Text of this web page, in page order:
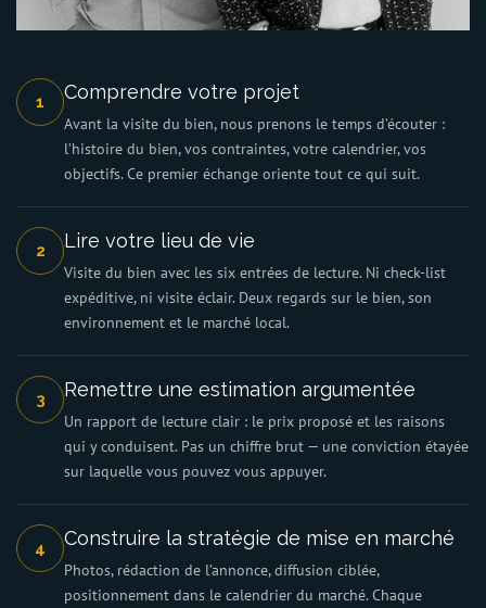
1 Comprendre votre projet
Avant la visite du bien, nous prenons le temps d’écouter :
l’histoire du bien, vos contraintes, votre calendrier, vos
objectifs. Ce premier échange oriente tout ce qui suit.
2 Lire votre lieu de vie
Visite du bien avec les six entrées de lecture. Ni check-list
expéditive, ni visite éclair. Deux regards sur le bien, son
environnement et le marché local.
3 Remettre une estimation argumentée
Un rapport de lecture clair : le prix proposé et les raisons
qui y conduisent. Pas un chiffre brut — une conviction étayée
sur laquelle vous pouvez vous appuyer.
4 Construire la stratégie de mise en marché
Photos, rédaction de l’annonce, diffusion ciblée,
positionnement dans le calendrier du marché. Chaque